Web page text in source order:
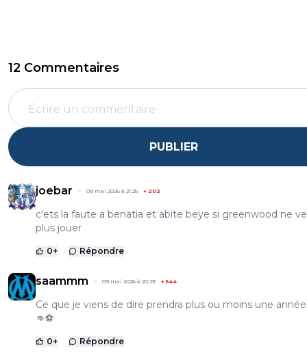
12 Commentaires
PUBLIER
joebar 09 mai 2026 à 21:25 + 202
c'ets la faute a benatia et abite beye si greenwood ne
plus jouer
0+ Répondre
saammm 09 mai 2026 à 20:29 +544
Ce que je viens de dire prendra plus ou moins une année
👊⚽
0+ Répondre